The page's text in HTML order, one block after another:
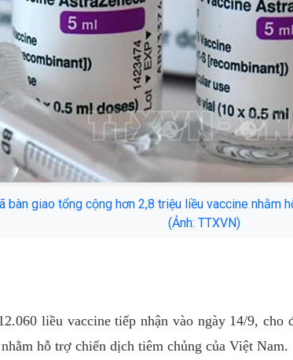
bàn giao tổng cộng hơn 2,8 triệu liều vaccine nhằm
(Ảnh: TTXVN)
liều vaccine tiếp nhận vào ngày 14/9, cho
hỗ trợ chiến dịch tiêm chủng của Việt Nam.